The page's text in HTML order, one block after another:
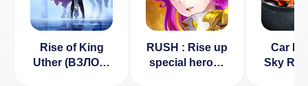
Rise of King
Uther (ВЗЛОМ,
RUSH : Rise up
special heroes
Car
Sky